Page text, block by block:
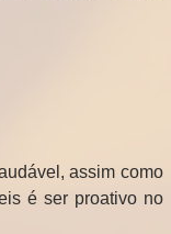
assim como
é ser proativo no